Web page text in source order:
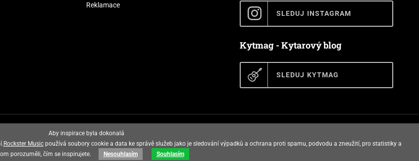
Reklamace
SLEDUJ INSTAGRAM
Kytmag - Kytarový blog
SLEDUJ KYTMAG
Aby inspirace byla dokonalá
Rockster Musicpoužívá soubory cookie a data ke správě služeb jako je sledování výpadků a ochrana proti spamu, podvodu a zneužití, pro statistiky a
porozuměli, čím se inspirujete.
Nesouhlasím Souhlasím